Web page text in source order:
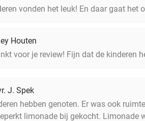
vonden het leuk! En daar gaat het
Houten
voor je review! Fijn dat de kinderen
J. Spek
hebben genoten. Er was ook
limonade bij gekocht. Limonade